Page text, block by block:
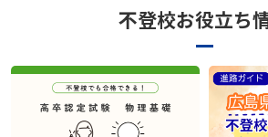
不登校お役立ち